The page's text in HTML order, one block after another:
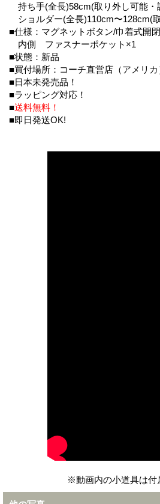
持ち手(全長)58cm(取り外し可能・
ショルダー(全長)110cm〜128cm(
■仕様：マグネットボタン/巾着式開閉
内側 ファスナーポケット×1
■状態：新品
■買付場所：コーチ直営店（アメリカ
■日本未発売品！
■ラッピング対応！
■送料無料！
■即日発送OK!
※動画内の小道具は付